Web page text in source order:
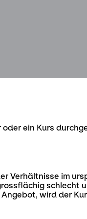
ein Kurs
Verhältnisse im
schlecht
wird der